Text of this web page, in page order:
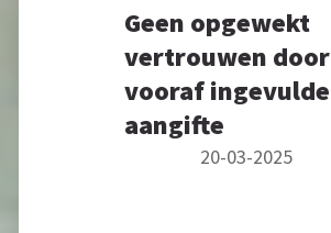
Geen opgewekt
vertrouwen door
vooraf ingevulde
aangifte
20-03-2025